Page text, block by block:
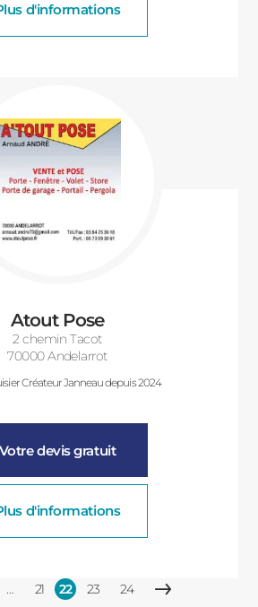
d'informations
Atout Pose
2 chemin Tacot
70000 Andelarrot
Créateur Janneau depuis 2024
Votre devis gratuit
d'informations
Page
21
Page
22 Page
23
Dernière
24
Page